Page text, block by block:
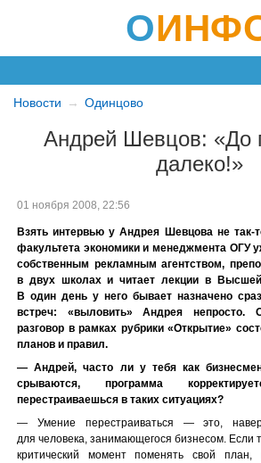
О
Новости Одинцово
Андрей Шевцов: «До
далеко!»
01 ноября 2008, 22:56
Взять интервью у Андрея Шевцова не так-
факультета экономики и менеджмента ОГУ
собственным рекламным агентством,
в двух школах и читает лекции в
В один день у него бывает назначено
встреч: «выловить» Андрея непросто.
разговор в рамках рубрики «Открытие»
планов и правил.
— Андрей, часто ли у тебя как
срываются, программа
перестраиваешься в таких ситуациях?
— Умение перестраиваться — это,
для человека, занимающегося бизнесом. Если
критический момент поменять свой